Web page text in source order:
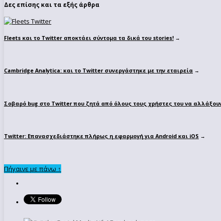
Δες επίσης και τα εξής άρθρα
Fleets και το Twitter αποκτάει σύντομα τα δικά του stories! →
Cambridge Analytica: και το Twitter συνεργάστηκε με την εταιρεία →
Σοβαρό bug στο Twitter που ζητά από όλους τους χρήστες του να
Twitter: Επανασχεδιάστηκε πλήρως η εφαρμογή για Android και iOS →
Πήγαινε με πάνω ↑